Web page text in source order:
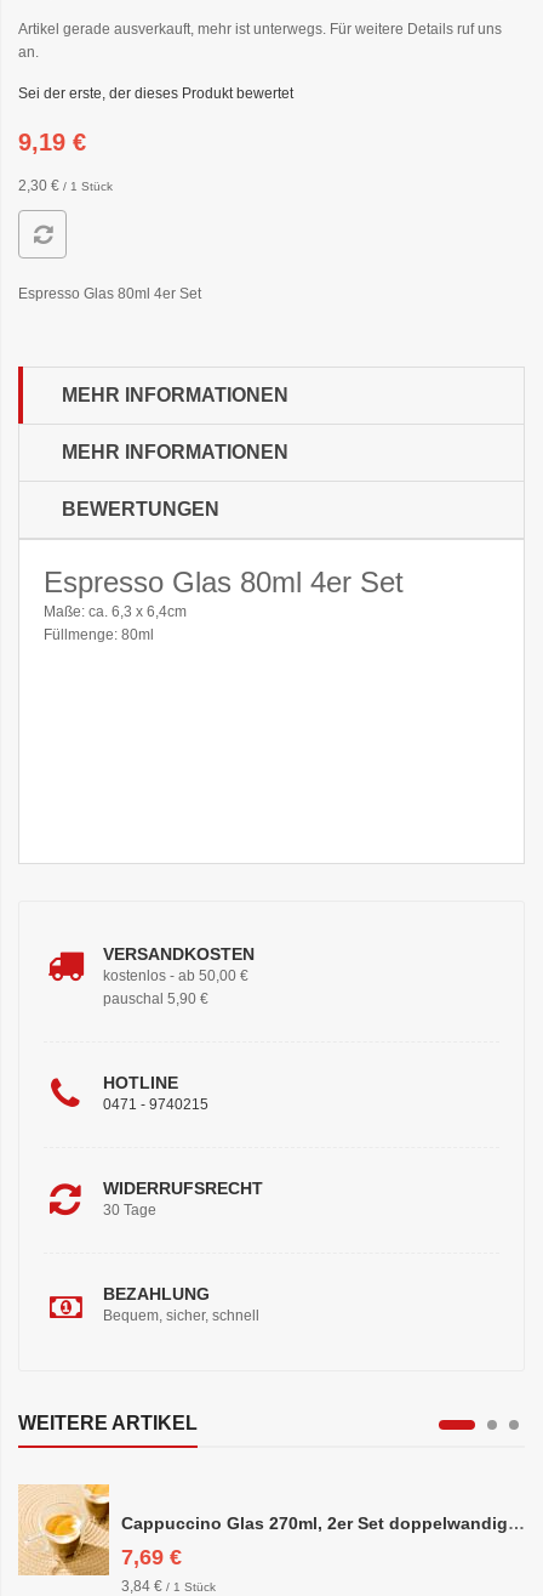
Artikel gerade ausverkauft, mehr ist unterwegs. Für weitere Details ruf uns
an.
Sei der erste, der dieses Produkt bewertet
9,19 €
2,30 € / 1 Stück
Espresso Glas 80ml 4er Set
MEHR INFORMATIONEN
MEHR INFORMATIONEN
BEWERTUNGEN
Espresso Glas 80ml 4er Set
Maße: ca. 6,3 x 6,4cm
Füllmenge: 80ml
VERSANDKOSTEN
kostenlos - ab 50,00 €
pauschal 5,90 €
HOTLINE
0471 - 9740215
WIDERRUFSRECHT
30 Tage
BEZAHLUNG
Bequem, sicher, schnell
WEITERE ARTIKEL
Cappuccino Glas 270ml, 2er Set doppelwandig, ca. 8,5 x 10cm
7,69 €
3,84 € / 1 Stück